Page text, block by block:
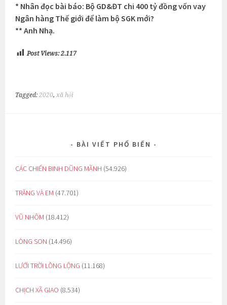
* Nhân đọc bài báo: Bộ GD&ĐT chi 400 tỷ đồng vốn vay
Ngân hàng Thế giới để làm bộ SGK mới?
** Anh Nhạ.
Post Views: 2.117
Tagged:2020,xã hội
BÀI VIẾT PHỔ BIẾN
CÁC CHIẾN BINH DŨNG MÃNH (54.926)
TRĂNG VÀ EM (47.701)
VŨ NHÔM (18.412)
LÒNG SON (14.496)
LƯỚI TRỜI LỒNG LỘNG (11.168)
CHỊCH XÃ GIAO (8.534)